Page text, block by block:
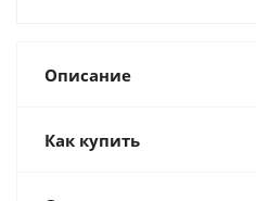
Описание
Как купить